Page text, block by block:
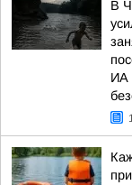
В
ИА